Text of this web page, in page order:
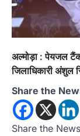
अल्मोड़ा : पेयजल
जिलाधिकारी अंशुल
Share the
Share the